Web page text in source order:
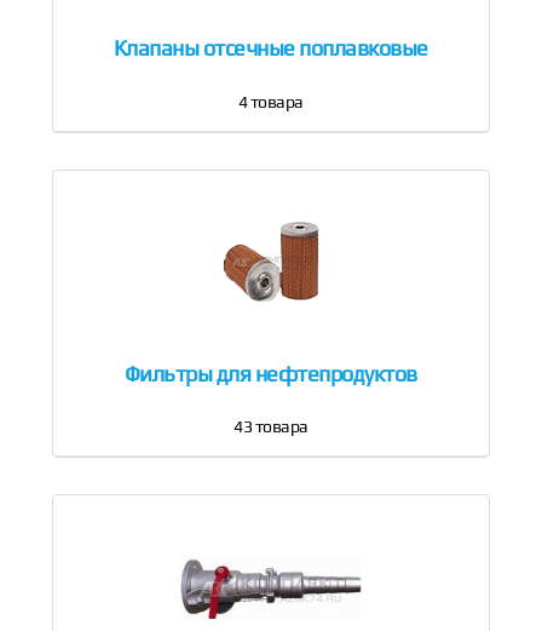
Клапаны отсечные поплавковые
4товара
Фильтры для нефтепродуктов
43товара